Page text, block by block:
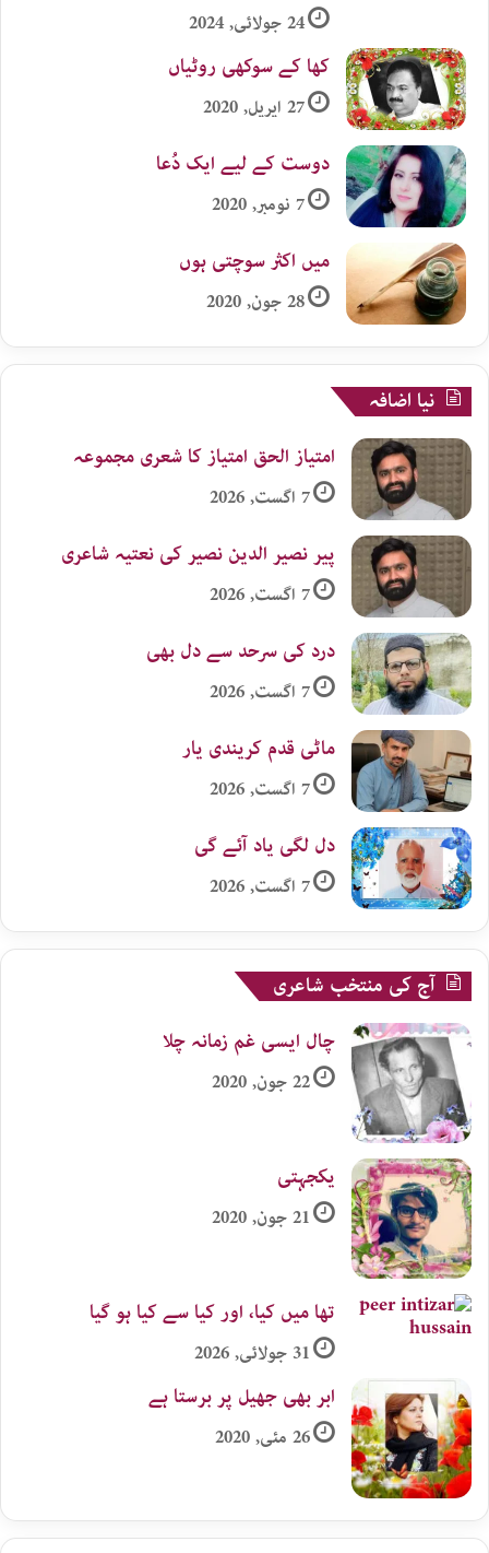
24 جولائی, 2024
کھا کے سوکھی روٹیاں
27 اپریل, 2020
دوست کے لیے ایک دُعا
7 نومبر, 2020
میں اکثر سوچتی ہوں
28 جون, 2020
نیا اضافہ
امتیاز الحق امتیاز کا شعری مجموعہ
7 اگست, 2026
پیر نصیر الدین نصیر کی نعتیہ شاعری
7 اگست, 2026
درد کی سرحد سے دل بھی
7 اگست, 2026
ماٹی قدم کریندی یار
7 اگست, 2026
دل لگی یاد آئے گی
7 اگست, 2026
آج کی منتخب شاعری
چال ایسی غم زمانہ چلا
22 جون, 2020
یکجہتی
21 جون, 2020
تھا میں کیا، اور کیا سے کیا ہو گیا
31 جولائی, 2026
ابر بھی جھیل پر برستا ہے
26 مئی, 2020